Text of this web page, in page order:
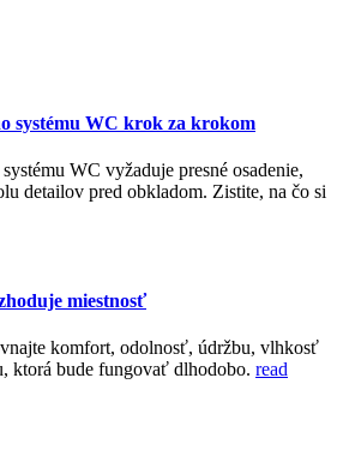
systému WC krok za krokom
WC vyžaduje presné osadenie,
detailov pred obkladom. Zistite, na čo si
miestnosť
komfort, odolnosť, údržbu, vlhkosť
ktorá bude fungovať dlhodobo. read